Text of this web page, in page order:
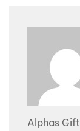
Alphas Gift